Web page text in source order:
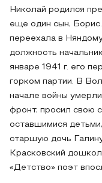
Николай родился
еще один сын,
переехала в
должность
январе 1941 г. его
горком партии. В
начале войны
фронт, просил свою
оставшимися
старшую дочь
Красковский
«Детство» поэт